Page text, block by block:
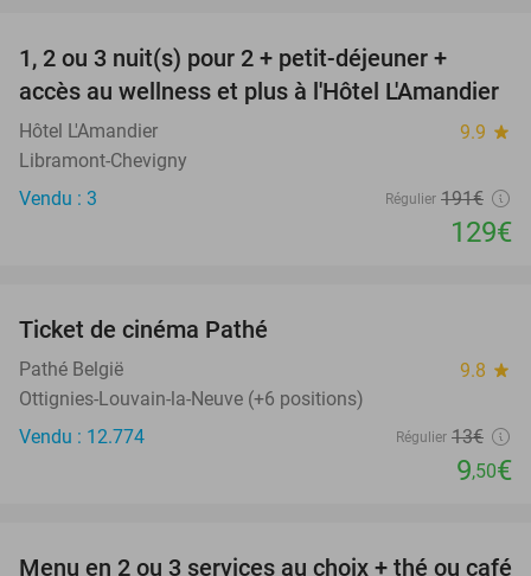
TODAY
1, 2 ou 3 nuit(s) pour 2 + petit-déjeuner +
accès au wellness et plus à l'Hôtel L'Amandier
Hôtel L'Amandier 9.9 star
Libramont-Chevigny
Vendu : 3
Régulier 191€
129€
Ticket de cinéma Pathé
Pathé België 9.8 star
Ottignies-Louvain-la-Neuve (+6 positions)
Vendu : 12.774
Régulier 13€
9,50€
Menu en 2 ou 3 services au choix + thé ou café